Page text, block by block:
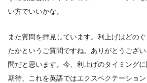
い方でいいかな。
また質問を拝見しています。利上げはどの
たかというご質問ですね。ありがとうござ
問だと思います。今、利上げのタイミング
期待、これを英語ではエクスペクテーショ